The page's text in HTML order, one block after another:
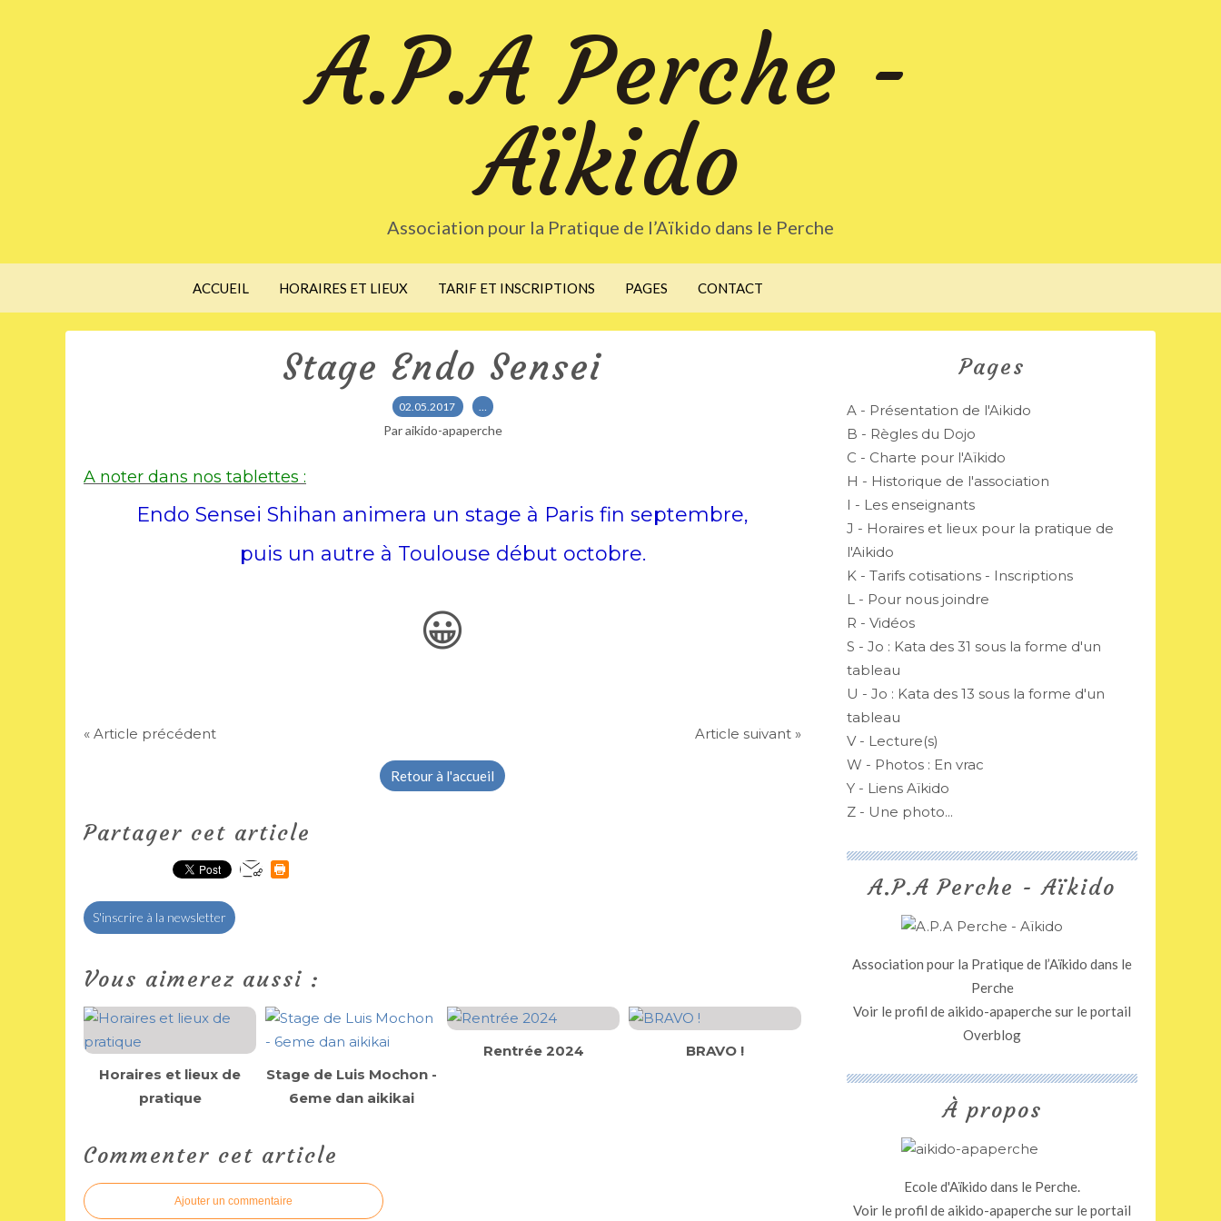
A.P.A Perche -
Aïkido
Association pour la Pratique de l’Aïkido dans le Perche
ACCUEIL HORAIRES ET LIEUX TARIF ET INSCRIPTIONS PAGES CONTACT
Stage Endo Sensei
02.05.2017 …
Par aikido-apaperche
A noter dans nos tablettes :
Endo Sensei Shihan animera un stage à Paris fin septembre,
puis un autre à Toulouse début octobre.
😀
« Article précédent Article suivant »
Retour à l'accueil
Partager cet article
S'inscrire à la newsletter
Vous aimerez aussi :
Horaires et lieux de
pratique
Stage de Luis Mochon -
6eme dan aikikai
Rentrée 2024 BRAVO !
Commenter cet article
Ajouter un commentaire
Pages
A - Présentation de l'Aikido
B - Règles du Dojo
C - Charte pour l'Aïkido
H - Historique de l'association
I - Les enseignants
J - Horaires et lieux pour la pratique de
l'Aikido
K - Tarifs cotisations - Inscriptions
L - Pour nous joindre
R - Vidéos
S - Jo : Kata des 31 sous la forme d'un
tableau
U - Jo : Kata des 13 sous la forme d'un
tableau
V - Lecture(s)
W - Photos : En vrac
Y - Liens Aïkido
Z - Une photo...
A.P.A Perche - Aïkido
Association pour la Pratique de l’Aïkido dans le
Perche
Voir le profil deaikido-apaperchesur le portail
Overblog
À propos
Ecole d'Aïkido dans le Perche.
Voir le profil deaikido-apaperchesur le portail